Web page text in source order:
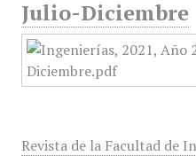
Julio-Diciembre
Revista de la Facultad de